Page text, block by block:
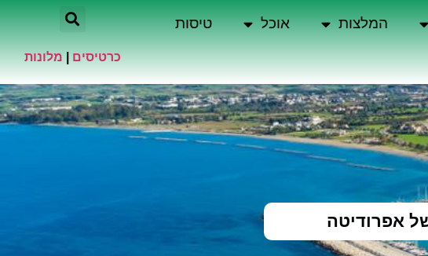
המלצות אוכל טיסות
כרטיסים מלונות
אפרודיטה